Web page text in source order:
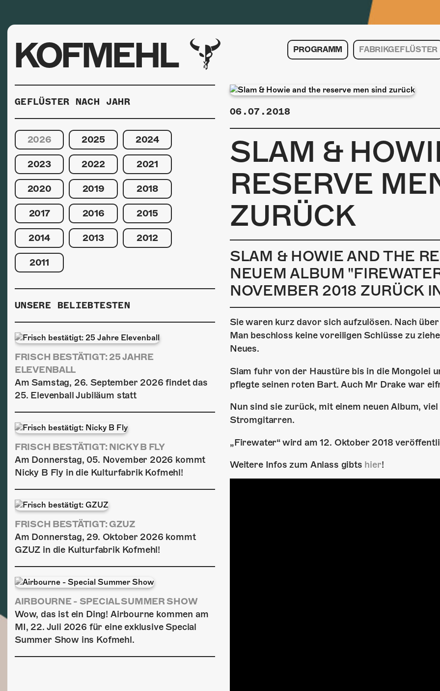
KOFMEHL PROGRAMM FABRIKGEFLÜSTER
06.07.2018
SLAM &
RESERVE
ZURÜCK
SLAM & HOWIE AND THE
NEUEM ALBUM
NOVEMBER 2018 ZURÜCK
Sie waren kurz davor sich aufzulösen. Nach
Man beschloss keine voreiligen Schlüsse zu
Neues.
Slam fuhr von der Haustüre bis in die Mongolei
pflegte seinen roten Bart. Auch Mr Drake war
Nun sind sie zurück, mit einem neuen Album,
Stromgitarren.
„Firewater“ wird am 12. Oktober 2018
Weitere Infos zum Anlass gibts hier!
GEFLÜSTER NACH JAHR
2026 2025 2024
2023 2022 2021
2020 2019 2018
2017 2016 2015
2014 2013 2012
2011
UNSERE BELIEBTESTEN
FRISCH BESTÄTIGT: 25 JAHRE
ELEVENBALL
Am Samstag, 26. September 2026 findet das
25. Elevenball Jubiläum statt
FRISCH BESTÄTIGT: NICKY B FLY
Am Donnerstag, 05. November 2026 kommt
Nicky B Fly in die Kulturfabrik Kofmehl!
FRISCH BESTÄTIGT: GZUZ
Am Donnerstag, 29. Oktober 2026 kommt
GZUZ in die Kulturfabrik Kofmehl!
AIRBOURNE - SPECIAL SUMMER SHOW
Wow, das ist ein Ding! Airbourne kommen am
MI, 22. Juli 2026 für eine exklusive Special
Summer Show ins Kofmehl.